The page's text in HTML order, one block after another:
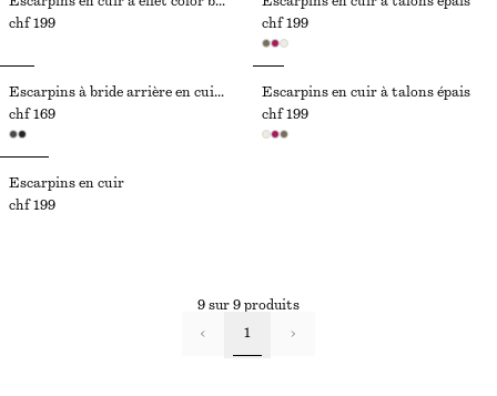
chf 199
chf 199
Escarpins à bride arrière en cuir verni
chf 169
Escarpins en cuir à talons épais
chf 199
Escarpins en cuir
chf 199
9 sur 9 produits
1